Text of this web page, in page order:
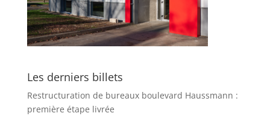
Les derniers billets
Restructuration de bureaux boulevard Haussmann :
première étape livrée